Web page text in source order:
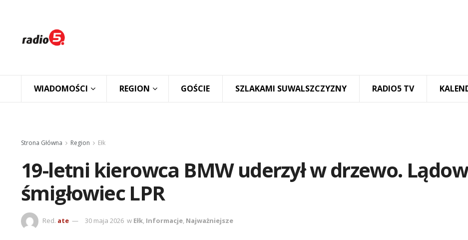
WIADOMOŚCI REGION GOŚCIE SZLAKAMI SUWALSZCZYZNY RADIO5 TV
Strona Główna Region Ełk
19-letni kierowca BMW uderzył w drzewo.
śmigłowiec LPR
Red. ate 30 maja 2026 w Ełk, Informacje, Najważniejsze